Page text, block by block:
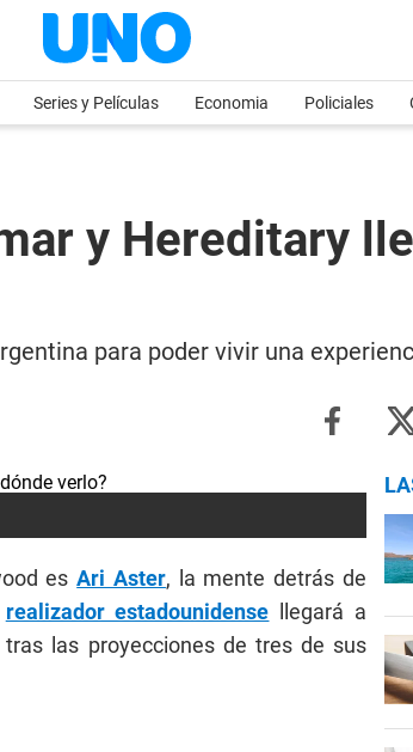
Series y Películas Economia Policiales
y Hereditary
para poder vivir una
es Ari Aster, la mente detrás de
realizador estadounidense llegará a
las proyecciones de tres de sus